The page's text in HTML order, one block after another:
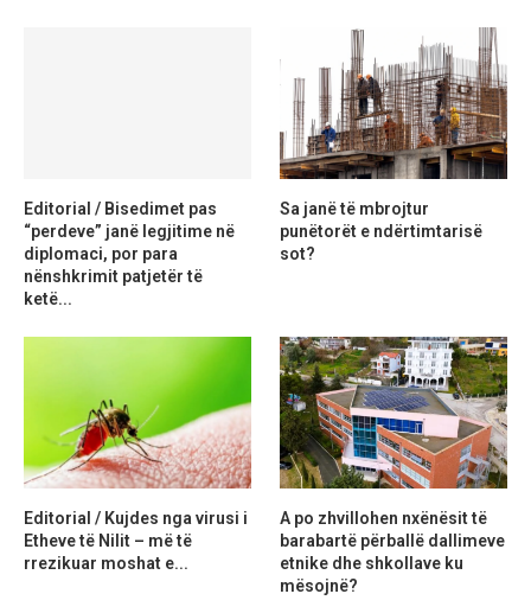
Editorial / Bisedimet pas
“perdeve” janë legjitime në
diplomaci, por para
nënshkrimit patjetër të
ketë...
Sa janë të mbrojtur
punëtorët e ndërtimtarisë
sot?
Editorial / Kujdes nga virusi i
Etheve të Nilit – më të
rrezikuar moshat e...
A po zhvillohen nxënësit të
barabartë përballë dallimeve
etnike dhe shkollave ku
mësojnë?